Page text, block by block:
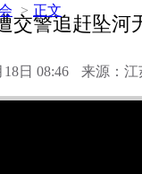
> 正文
交警追赶坠河
日 08:46 来源：江